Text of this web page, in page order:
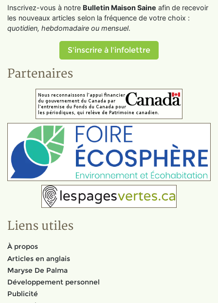
Inscrivez-vous à notre Bulletin Maison Saine afin de recevoir
les nouveaux articles selon la fréquence de votre choix :
quotidien, hebdomadaire ou mensuel.
S'inscrire à l'infolettre
Partenaires
Liens utiles
À propos
Articles en anglais
Maryse De Palma
Développement personnel
Publicité